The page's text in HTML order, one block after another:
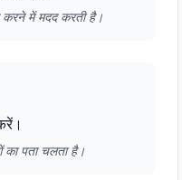
करने में मदद करती है।
पता चलता है।